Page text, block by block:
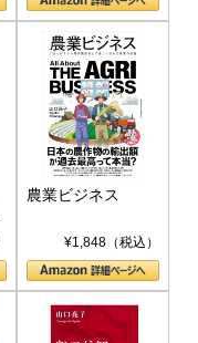
農業ビジネス
¥1,848（税込）